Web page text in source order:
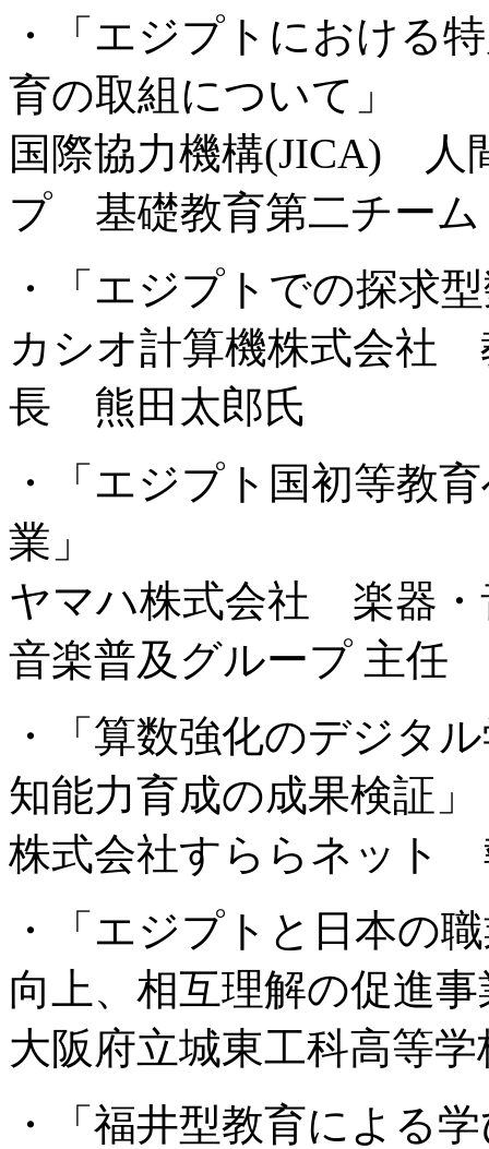
・「エジプトにおける
育の取組について」
国際協力機構(JICA)
プ 基礎教育第二チー
・「エジプトでの探求
カシオ計算機株式会
長 熊田太郎氏
・「エジプト国初等教
業」
ヤマハ株式会社 楽器・
音楽普及グループ 主任
・「算数強化のデジタ
知能力育成の成果検証」
株式会社すららネット
・「エジプトと日本の
向上、相互理解の促進事
大阪府立城東工科高等
・「福井型教育による